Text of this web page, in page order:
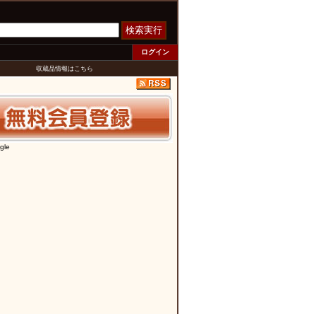
検索実行
ログイン
収蔵品情報はこちら